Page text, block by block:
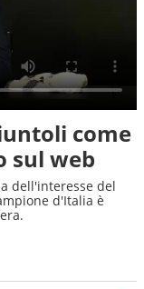
come
sul web
dell'interesse del
d'Italia è